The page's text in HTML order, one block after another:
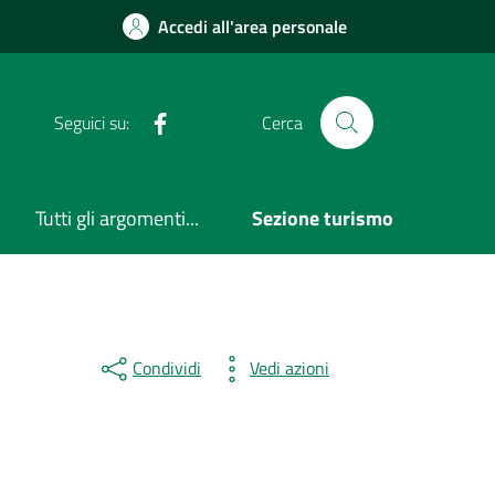
Accedi all'area personale
Seguici su: Cerca
Tutti gli argomenti... Sezione turismo
Condividi Vedi azioni